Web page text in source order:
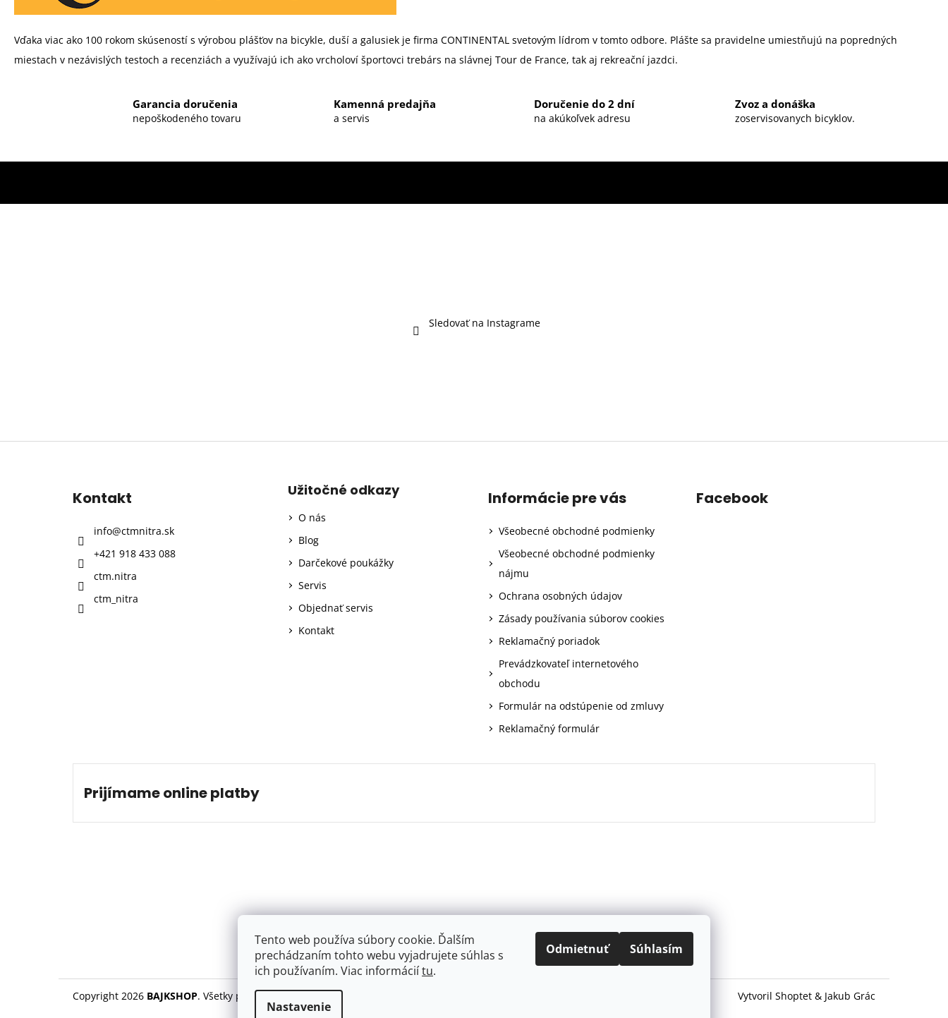
Tento web používa súbory cookie. Ďalším
prechádzaním tohto webu vyjadrujete súhlas s
ich používaním. Viac informáciítu.
Nastavenie
Odmietnuť Súhlasím
Vďaka viac ako 100 rokom skúseností s výrobou plášťov na bicykle, duší a galusiek je firma CONTINENTAL svetovým lídrom v tomto odbore. Plášte sa pravidelne umiestňujú na popredných
miestach v nezávislých testoch a recenziách a využívajú ich ako vrcholoví športovci trebárs na slávnej Tour de France, tak aj rekreační jazdci.
Garancia doručenia
nepoškodeného tovaru
Kamenná predajňa
a servis
Doručenie do 2 dní
na akúkoľvek adresu
Zvoz a donáška
zoservisovanych bicyklov.
Sledovať na Instagrame
Kontakt
info@ctmnitra.sk
+421 918 433 088
ctm.nitra
ctm_nitra
Užitočné odkazy
O nás
Blog
Darčekové poukážky
Servis
Objednať servis
Kontakt
Informácie pre vás
Všeobecné obchodné podmienky
Všeobecné obchodné podmienky
nájmu
Ochrana osobných údajov
Zásady používania súborov cookies
Reklamačný poriadok
Prevádzkovateľ internetového
obchodu
Formulár na odstúpenie od zmluvy
Reklamačný formulár
Facebook
Prijímame online platby
Vytvoril Shoptet & Jakub Grác
Copyright 2026 BAJKSHOP. Všetky práva vyhradené.